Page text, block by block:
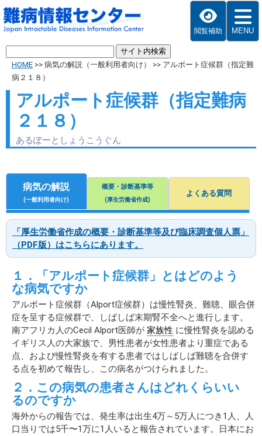
閲覧補助 MENU
HOME >> 病気の解説（一般利用者向け） >> アルポート症候群（指定難
病２１８）
アルポート症候群（指定難病
２１８）
あるぽーとしょうこうぐん
病気の解説
(一般利用者向け)
概要・診断基準等
(厚生労働省作成)
よくある質問
「厚生労働省作成の概要・診断基準等及び臨床調査個人票」
（PDF版）はこちらにあります。
１．「アルポート症候群」とはどのよう
な病気ですか
アルポート症候群（Alport症候群）は慢性腎炎、難聴、眼合併
症を呈する症候群で、しばしば末期腎不全へと進行します。
南アフリカ人のCecil Alport医師が 家族性 に慢性腎炎を認める
イギリス人の大家族で、男性患者が女性患者より重症である
点、および慢性腎炎を有する患者ではしばしば難聴を合併す
る点を初めて報告し、この病名がつけられました。
２．この病気の患者さんはどれくらいい
るのですか
海外からの報告では、発生率は出生4万～5万人につき1人、人
口当りでは5千〜1万に1人いると報告されています。日本にお